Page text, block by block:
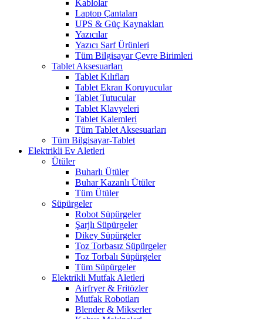
Kablolar
Laptop Çantaları
UPS & Güç Kaynakları
Yazıcılar
Yazıcı Sarf Ürünleri
Tüm Bilgisayar Çevre Birimleri
Tablet Aksesuarları
Tablet Kılıfları
Tablet Ekran Koruyucular
Tablet Tutucular
Tablet Klavyeleri
Tablet Kalemleri
Tüm Tablet Aksesuarları
Tüm Bilgisayar-Tablet
Elektrikli Ev Aletleri
Ütüler
Buharlı Ütüler
Buhar Kazanlı Ütüler
Tüm Ütüler
Süpürgeler
Robot Süpürgeler
Şarjlı Süpürgeler
Dikey Süpürgeler
Toz Torbasız Süpürgeler
Toz Torbalı Süpürgeler
Tüm Süpürgeler
Elektrikli Mutfak Aletleri
Airfryer & Fritözler
Mutfak Robotları
Blender & Mikserler